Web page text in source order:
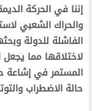
إننا في الحركة
والحراك الشعبي
الفاشلة للدولة
لاختلاقها مما
المستمرفي إشاعة
حالة الاضطراب